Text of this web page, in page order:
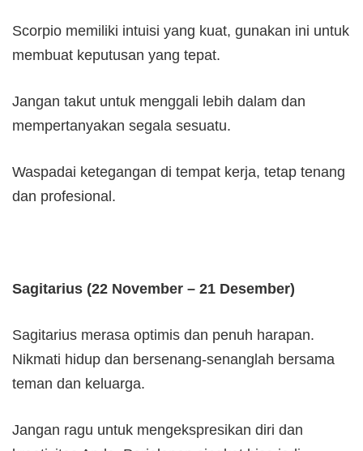
Scorpio memiliki intuisi yang kuat, gunakan ini untuk
membuat keputusan yang tepat.
Jangan takut untuk menggali lebih dalam dan
mempertanyakan segala sesuatu.
Waspadai ketegangan di tempat kerja, tetap tenang
dan profesional.
Sagitarius (22 November – 21 Desember)
Sagitarius merasa optimis dan penuh harapan.
Nikmati hidup dan bersenang-senanglah bersama
teman dan keluarga.
Jangan ragu untuk mengekspresikan diri dan